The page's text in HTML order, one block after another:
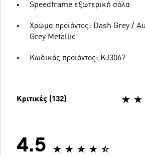
Speedframe εξωτερική σόλα
Χρώμα προϊόντος: Dash Grey /
Grey Metallic
Κωδικός προϊόντος: KJ3067
Κριτικές (132)
4.5